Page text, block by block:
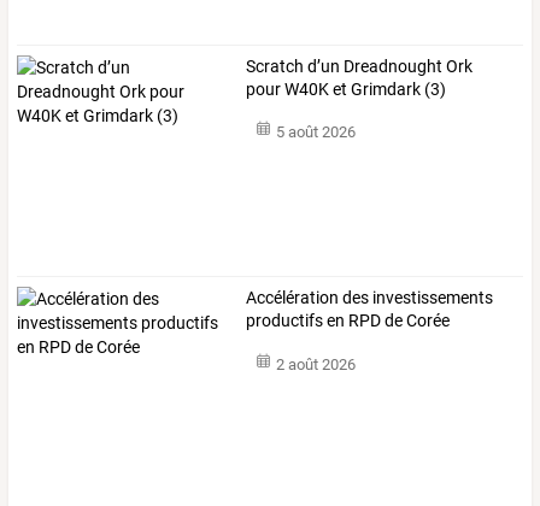
Scratch d’un Dreadnought Ork
pour W40K et Grimdark (3)
5 août 2026
Accélération des investissements
productifs en RPD de Corée
2 août 2026